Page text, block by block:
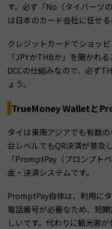
す。必ず「No（タイバーツ
は日本のカード会社に任せる
クレジットカードでショッ
「JPYかTHBか」を聞かれ
DCCの仕組みなので、必ず
ょう。
TrueMoney Walletと
タイは東南アジアでも有数
台レベルでもQR決済が普及
「PromptPay（プロンプト
金・決済システムです。
PromptPay自体は、利用に
電話番号が必要なため、短
しいです。代わりに観光客